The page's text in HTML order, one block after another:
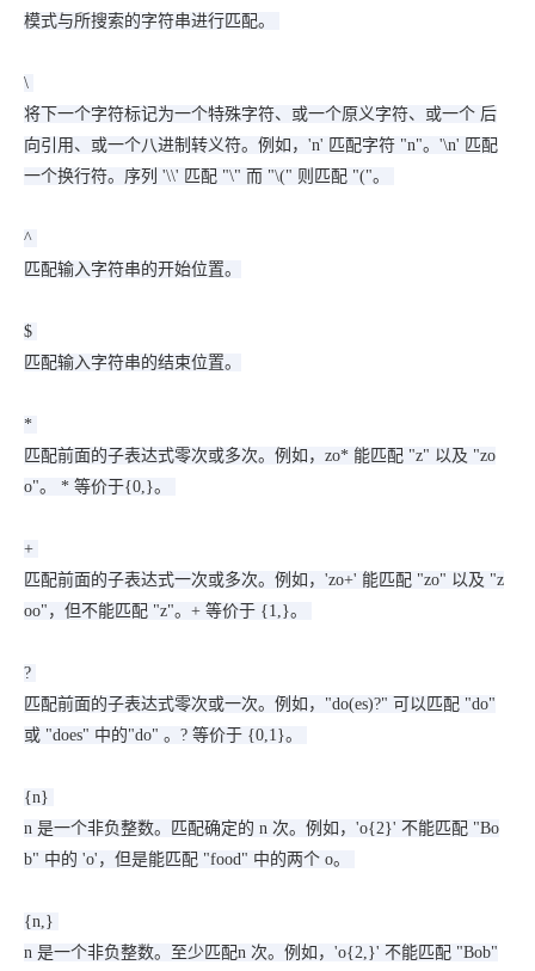
模式与所搜索的字符串进行匹配。
\
将下一个字符标记为一个特殊字符、或一个原义字符、或一个 后
向引用、或一个八进制转义符。例如，'n' 匹配字符 "n"。'\n' 匹配
一个换行符。序列 '\\' 匹配 "\" 而 "\(" 则匹配 "("。
^
匹配输入字符串的开始位置。
$
匹配输入字符串的结束位置。
*
匹配前面的子表达式零次或多次。例如，zo* 能匹配 "z" 以及 "zo
o"。 * 等价于{0,}。
+
匹配前面的子表达式一次或多次。例如，'zo+' 能匹配 "zo" 以及 "z
oo"，但不能匹配 "z"。+ 等价于 {1,}。
?
匹配前面的子表达式零次或一次。例如，"do(es)?" 可以匹配 "do"
或 "does" 中的"do" 。? 等价于 {0,1}。
{n}
n 是一个非负整数。匹配确定的 n 次。例如，'o{2}' 不能匹配 "Bo
b" 中的 'o'，但是能匹配 "food" 中的两个 o。
{n,}
n 是一个非负整数。至少匹配n 次。例如，'o{2,}' 不能匹配 "Bob"